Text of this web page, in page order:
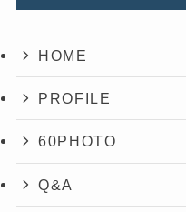
HOME
PROFILE
60PHOTO
Q&A